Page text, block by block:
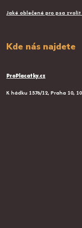
Jaké oblečené pro psa
Kde nás najdete
ProPlacatky.cz
K hádku 1576/12, Praha 10,